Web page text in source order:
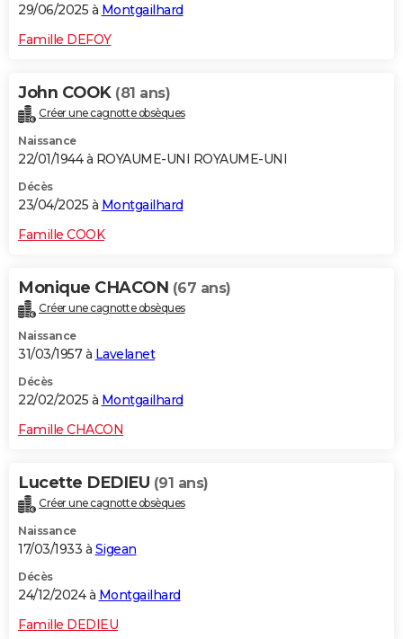
29/06/2025 à Montgailhard
Famille DEFOY
John COOK (81 ans)
Créer une cagnotte obsèques
Naissance
22/01/1944 à ROYAUME-UNI ROYAUME-UNI
Décès
23/04/2025 à Montgailhard
Famille COOK
Monique CHACON (67 ans)
Créer une cagnotte obsèques
Naissance
31/03/1957 à Lavelanet
Décès
22/02/2025 à Montgailhard
Famille CHACON
Lucette DEDIEU (91 ans)
Créer une cagnotte obsèques
Naissance
17/03/1933 à Sigean
Décès
24/12/2024 à Montgailhard
Famille DEDIEU